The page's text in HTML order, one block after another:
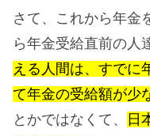
さて、これから年金
ら年金受給直前の人
える人間は、すでに
て年金の受給額が少
とかではなくて、
日